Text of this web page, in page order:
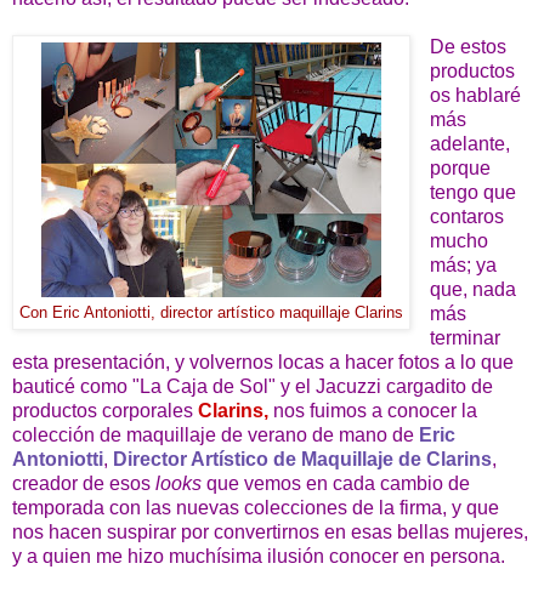
Con Eric Antoniotti, director artístico maquillaje Clarins
De estos
productos
os hablaré
más
adelante,
porque
tengo que
contaros
mucho
más; ya
que, nada
más
terminar
esta presentación, y volvernos locas a hacer fotos a lo que
bauticé como "La Caja de Sol" y el Jacuzzi cargadito de
productos corporales Clarins, nos fuimos a conocer la
colección de maquillaje de verano de mano de Eric
Antoniotti, Director Artístico de Maquillaje de Clarins,
creador de esos looks que vemos en cada cambio de
temporada con las nuevas colecciones de la firma, y que
nos hacen suspirar por convertirnos en esas bellas mujeres,
y a quien me hizo muchísima ilusión conocer en persona.